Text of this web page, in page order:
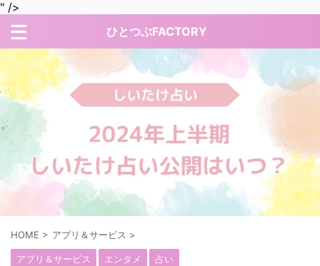
" />
ひとつぶFACTORY
HOME > アプリ＆サービス >
アプリ＆サービス エンタメ 占い